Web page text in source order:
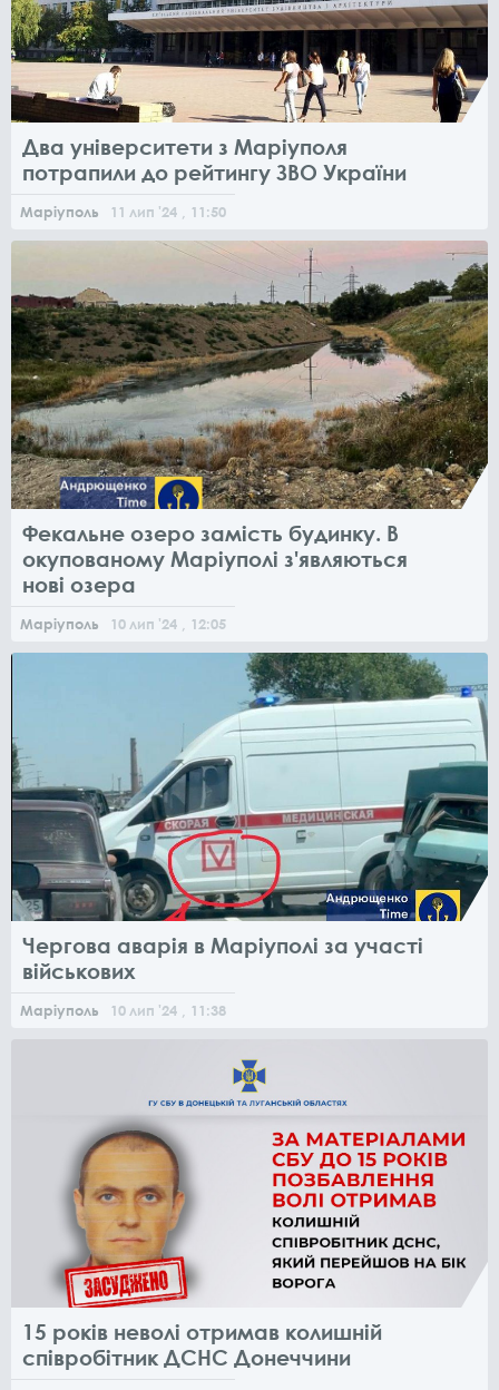
Два університети з Маріуполя
потрапили до рейтингу ЗВО України
Маріуполь 11 лип '24 , 11:50
Фекальне озеро замість будинку. В
окупованому Маріуполі з'являються
нові озера
Маріуполь 10 лип '24 , 12:05
Чергова аварія в Маріуполі за участі
військових
Маріуполь 10 лип '24 , 11:38
15 років неволі отримав колишній
співробітник ДСНС Донеччини